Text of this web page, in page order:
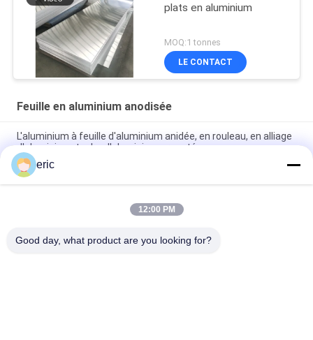
plats en aluminium
MOQ:1 tonnes
LE CONTACT
Feuille en aluminium anodisée
L'aluminium à feuille d'aluminium anidée, en rouleau, en alliage
d'aluminium, tache d'aluminium argenté
3000 séries 1500mm ont anodisé la feuille en aluminium pour
la plaque minéralogique
feuille en aluminium anodisée 3mm épaisse 5052 de 2mm
eric
12:00 PM
Good day, what product are you looking for?